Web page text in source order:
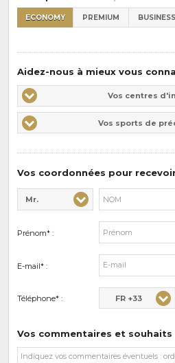
ECONOMY PREMIUM BUSINESS
Aidez-nous à mieux vous
Vos
centres
d'intérêts
Vos centres
Vos
sports
de
Vos sports de
Vos coordonnées pour
Civilité* :
Mr.
Nom* :
Prénom* :
E-mail* :
Téléphone* : FR +33
Vos commentaires et
Vos